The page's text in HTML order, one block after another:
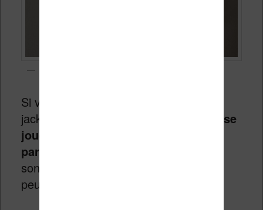
Si vous ne branchez pas d’écouter (un
jack 3,5 mm est présent),
la musique se
jouera par défaut sur un petit haut-
parleur
son est « écoutable ». En tout cas, ça
peut dépanner.